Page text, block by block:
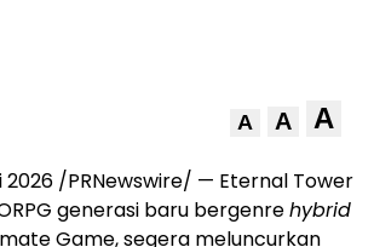
A A A
2026 /PRNewswire/ — Eternal Tower
generasi baru bergenrehybrid
Game, segera meluncurkan